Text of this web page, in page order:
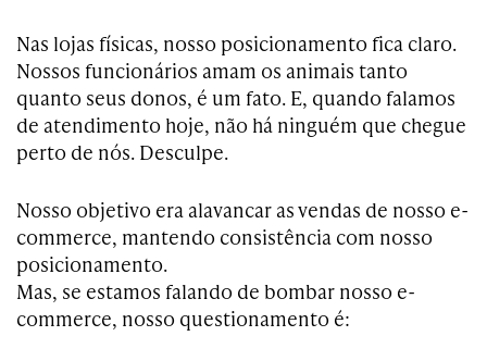
Nas lojas físicas, nosso posicionamento fica claro.
Nossos funcionários amam os animais tanto
quanto seus donos, é um fato. E, quando falamos
de atendimento hoje, não há ninguém que chegue
perto de nós. Desculpe.
Nosso objetivo era alavancar as vendas de nosso e-
commerce, mantendo consistência com nosso
posicionamento.
Mas, se estamos falando de bombar nosso e-
commerce, nosso questionamento é: